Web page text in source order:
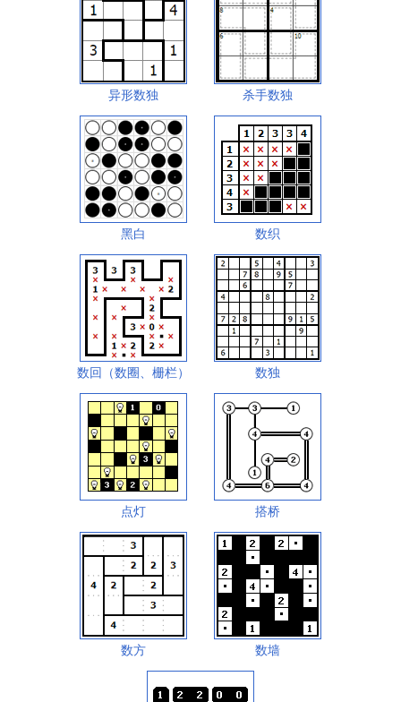
异形数独 杀手数独
黑白 数织
数回（数圈、栅栏） 数独
点灯 搭桥
数方 数墙